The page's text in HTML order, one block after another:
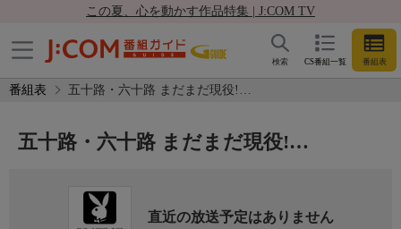
この夏、心を動かす作品特集 | J:COM TV
CS番組一覧 番組表
検索
番組表 五十路・六十路 まだまだ現役!…
五十路・六十路 まだまだ現役!…
直近の放送予定はありません